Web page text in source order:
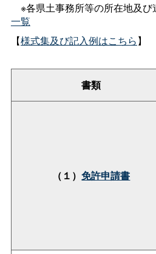
※各県土事務所等の所在地及
一覧
【様式集及び記入例はこちら】
書類
（１）免許申請書